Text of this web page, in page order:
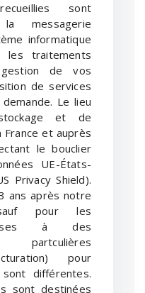
sont
messagerie
informatique
les traitements
de vos
de services
Le lieu
et de
et auprès
le bouclier
UE-États-
Privacy Shield).
ans après notre
pour les
à des
partculières
pour
différentes.
sont destinées